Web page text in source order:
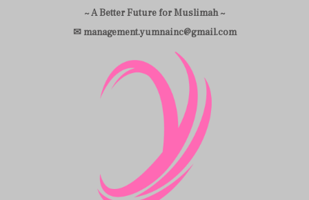
~ A Better Future for Muslimah ~
✉ management.yumnainc@gmail.com